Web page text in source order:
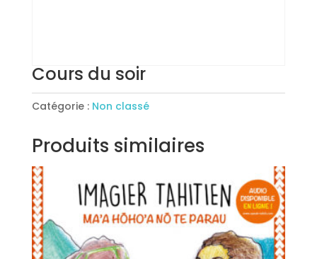
Cours du soir
Catégorie : Non classé
Produits similaires